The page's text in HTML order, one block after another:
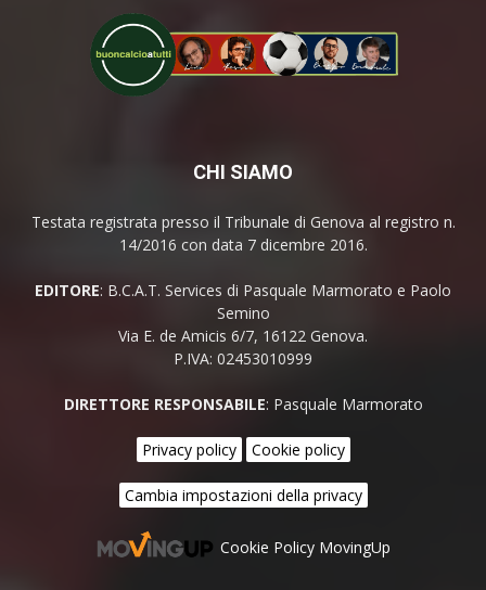
CHI SIAMO
Testata registrata presso il Tribunale di Genova al registro n.
14/2016 con data 7 dicembre 2016.
EDITORE: B.C.A.T. Services di Pasquale Marmorato e Paolo
Semino
Via E. de Amicis 6/7, 16122 Genova.
P.IVA: 02453010999
DIRETTORE RESPONSABILE: Pasquale Marmorato
Privacy policy Cookie policy
Cambia impostazioni della privacy
Cookie Policy MovingUp